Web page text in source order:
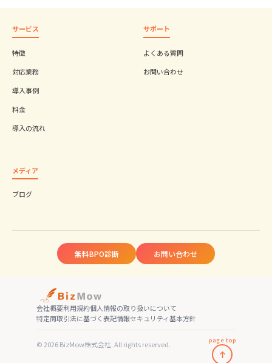
サービス
特徴
対応業務
導入事例
料金
導入の流れ
サポート
よくある質問
お問い合わせ
メディア
ブログ
無料BPO診断 お問い合わせ
会社概要利用規約個人情報の取り扱いについて
特定商取引法に基づく表記情報セキュリティ基本方針
© 2026 BizMow株式会社. All rights reserved. page top